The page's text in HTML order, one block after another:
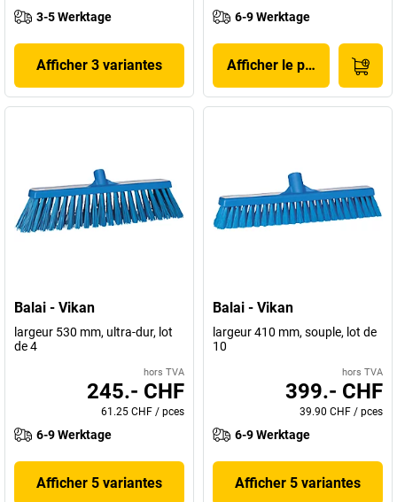
3-5 Werktage
Afficher 3 variantes
6-9 Werktage
Afficher le produit
Balai - Vikan
largeur 530 mm, ultra-dur, lot
de 4
hors TVA
245.- CHF
61.25 CHF / pces
6-9 Werktage
Afficher 5 variantes
Balai - Vikan
largeur 410 mm, souple, lot de
10
hors TVA
399.- CHF
39.90 CHF / pces
6-9 Werktage
Afficher 5 variantes